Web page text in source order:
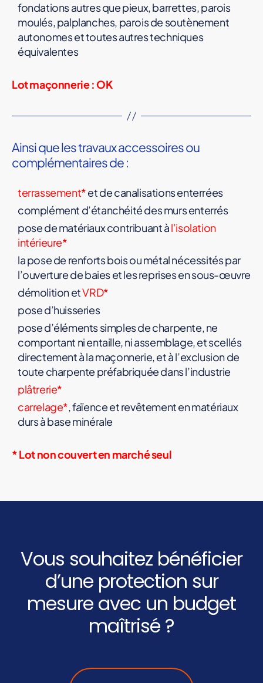
fondations autres que pieux, barrettes, parois
moulés, palplanches, parois de soutènement
autonomes et toutes autres techniques
équivalentes
Lot maçonnerie : OK
Ainsi que les travaux accessoires ou
complémentaires de :
terrassement*et de canalisations enterrées
complément d’étanchéité des murs enterrés
pose de matériaux contribuant àl’isolation
intérieure*
la pose de renforts bois ou métal nécessités par
l’ouverture de baies et les reprises en sous-œuvre
démolition etVRD*
pose d’huisseries
pose d’éléments simples de charpente, ne
comportant ni entaille, ni assemblage, et scellés
directement à la maçonnerie, et à l’exclusion de
toute charpente préfabriquée dans l’industrie
plâtrerie*
carrelage*, faïence et revêtement en matériaux
durs à base minérale
* Lot non couvert en marché seul
Vous souhaitez bénéficier
d’une protection sur
mesure avec un budget
maîtrisé ?